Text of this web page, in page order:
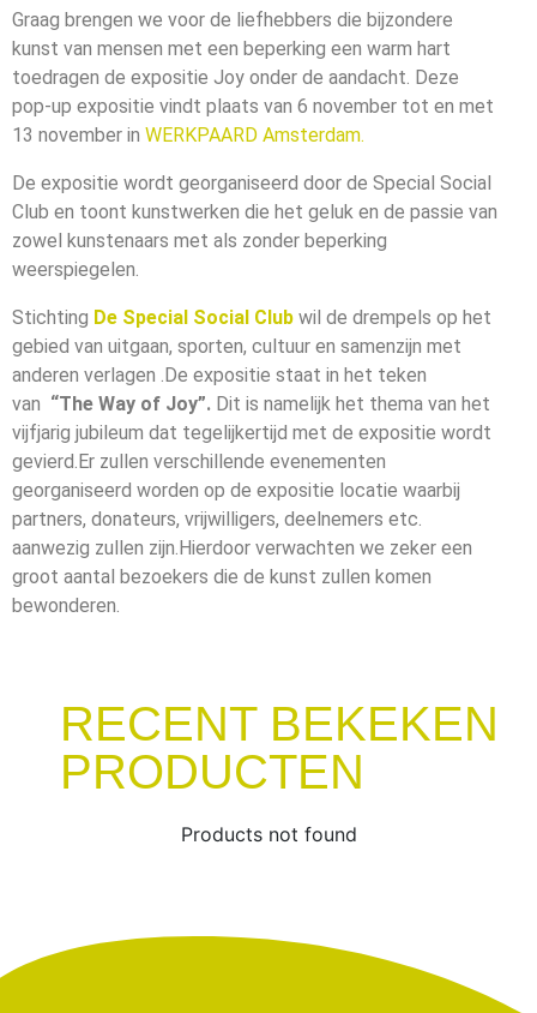
Graag brengen we voor de liefhebbers die bijzondere
kunst van mensen met een beperking een warm hart
toedragen de expositie Joy onder de aandacht. Deze
pop-up expositie vindt plaats van 6 november tot en met
13 november in WERKPAARD Amsterdam.
De expositie wordt georganiseerd door de Special Social
Club en toont kunstwerken die het geluk en de passie van
zowel kunstenaars met als zonder beperking
weerspiegelen.
Stichting De Special Social Club wil de drempels op het
gebied van uitgaan, sporten, cultuur en samenzijn met
anderen verlagen .De expositie staat in het teken
van “The Way of Joy”. Dit is namelijk het thema van het
vijfjarig jubileum dat tegelijkertijd met de expositie wordt
gevierd.Er zullen verschillende evenementen
georganiseerd worden op de expositie locatie waarbij
partners, donateurs, vrijwilligers, deelnemers etc.
aanwezig zullen zijn.Hierdoor verwachten we zeker een
groot aantal bezoekers die de kunst zullen komen
bewonderen.
RECENT BEKEKEN
PRODUCTEN
Products not found